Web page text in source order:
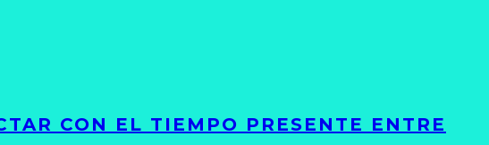
CON EL TIEMPO PRESENTE ENTRE